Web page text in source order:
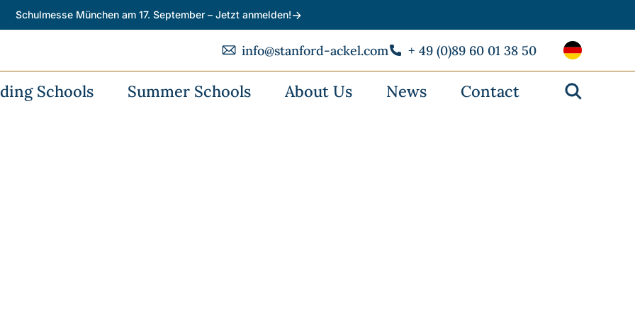
Schulmesse München am 17. September – Jetzt anmelden!→
info@stanford-ackel.com + 49 (0)89 60 01 38 50
Schools Summer Schools About Us News Contact